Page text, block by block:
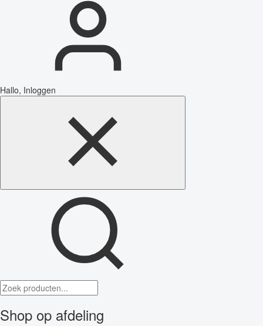
Hallo, Inloggen
Shop op afdeling